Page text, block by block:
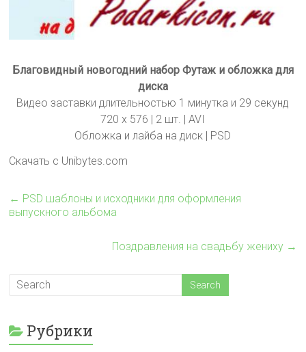
Благовидный новогодний набор Футаж и обложка для
диска
Видео заставки длительностью 1 минутка и 29 секунд
720 х 576 | 2 шт. | AVI
Обложка и лайба на диск | PSD
Скачать с Unibytes.com
← PSD шаблоны и исходники для оформления
выпускного альбома
Поздравления на свадьбу жениху →
Рубрики